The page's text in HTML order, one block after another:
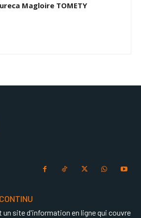
Magloire TOMETY
site d'information en ligne qui couvre